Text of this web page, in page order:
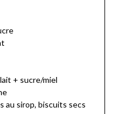
+ sucre/miel
au sirop, biscuits secs